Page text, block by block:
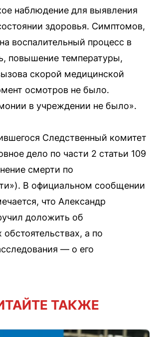
наблюдение для выявления
здоровья. Симптомов,
воспалительный процесс в
повышение температуры,
скорой медицинской
осмотров не было.
в учреждении не было».
Следственный комитет
дело по части 2 статьи 109
смерти по
В официальном сообщении
что Александр
доложить об
а по
— о его
ТАКЖЕ